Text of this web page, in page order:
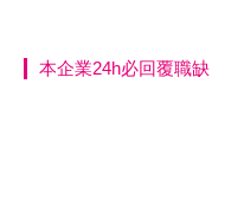
本企業24h必回覆職缺